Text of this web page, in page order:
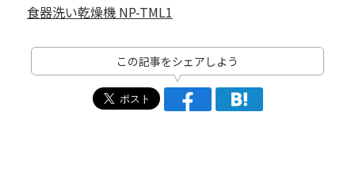
食器洗い乾燥機 NP-TML1
この記事をシェアしよう